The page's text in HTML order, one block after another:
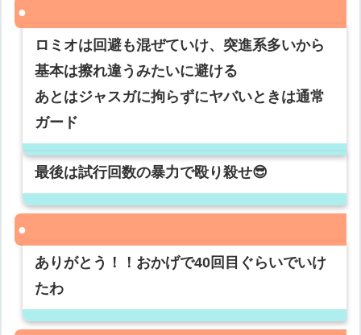
ロミオは回避も混ぜていけ、突進系多いから
基本は擦れ違うみたいに避ける
あとはジャスガに拘らずにヤバいときは通常
ガード
最後は試行回数の暴力で殴り殺せ😎
ありがとう！！おかげで40回目ぐらいでいけ
たわ